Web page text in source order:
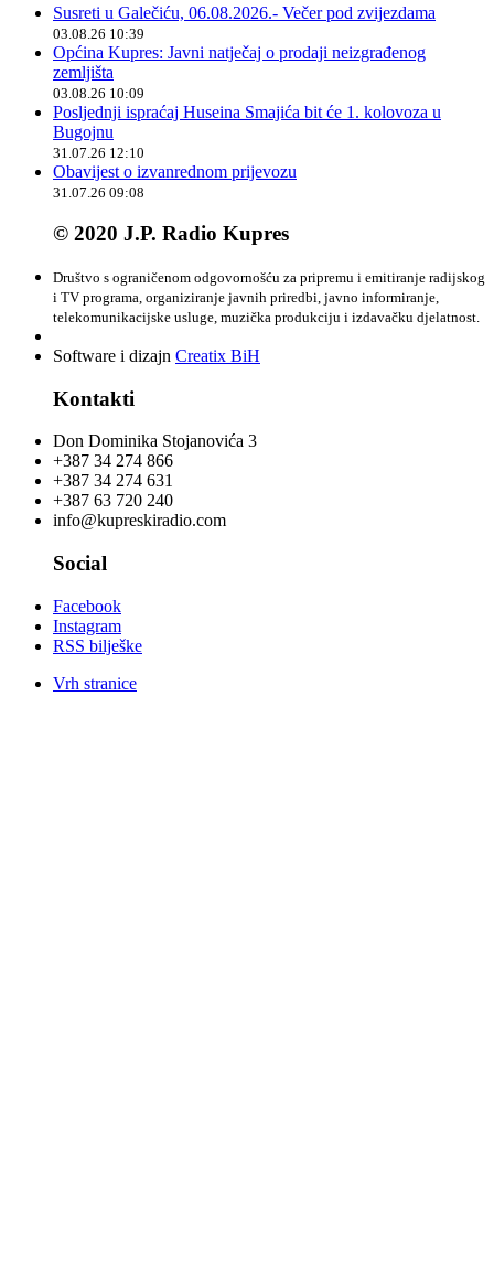
Susreti u Galečiću, 06.08.2026.- Večer pod zvijezdama
03.08.26 10:39
Općina Kupres: Javni natječaj o prodaji neizgrađenog
zemljišta
03.08.26 10:09
Posljednji ispraćaj Huseina Smajića bit će 1. kolovoza u
Bugojnu
31.07.26 12:10
Obavijest o izvanrednom prijevozu
31.07.26 09:08
© 2020 J.P. Radio Kupres
Društvo s ograničenom odgovornošću za pripremu i emitiranje radijskog
i TV programa, organiziranje javnih priredbi, javno informiranje,
telekomunikacijske usluge, muzička produkciju i izdavačku djelatnost.
Software i dizajn Creatix BiH
Kontakti
Don Dominika Stojanovića 3
+387 34 274 866
+387 34 274 631
+387 63 720 240
info@kupreskiradio.com
Social
Facebook
Instagram
RSS bilješke
Vrh stranice